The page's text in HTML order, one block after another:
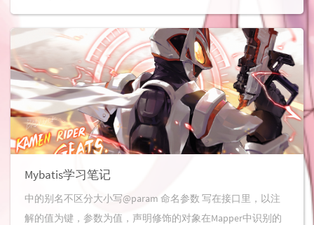
Mybatis学习笔记
中的别名不区分大小写@param 命名参数 写在接口里，以注
解的值为键，参数为值，声明修饰的对象在Mapper中识别的